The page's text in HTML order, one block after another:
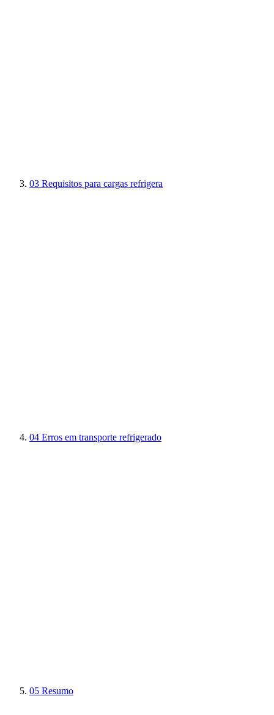
03 Requisitos para cargas refrigera
04 Erros em transporte refrigerado
05 Resumo